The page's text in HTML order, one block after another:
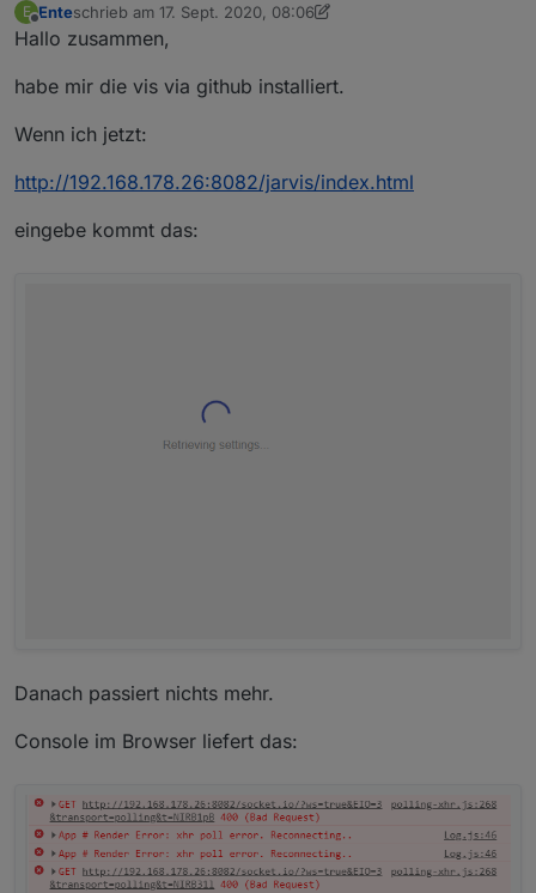
E
Offline
Enteschrieb am 17. Sept. 2020, 08:06
zuletzt editiert von Ente
Hallo zusammen,
habe mir die vis via github installiert.
Wenn ich jetzt:
http://192.168.178.26:8082/jarvis/index.html
eingebe kommt das:
Danach passiert nichts mehr.
Console im Browser liefert das: